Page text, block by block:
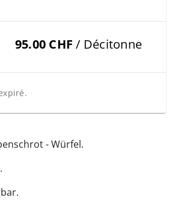
95.00 CHF / Décitonne
- Würfel.